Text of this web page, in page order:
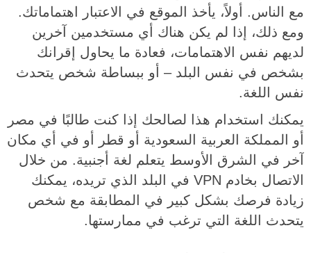
مع الناس. أولاً، يأخذ الموقع في الاعتبار اهتماماتك.
ومع ذلك، إذا لم يكن هناك أي مستخدمين آخرين
لديهم نفس الاهتمامات، فعادة ما يحاول إقرانك
بشخص في نفس البلد – أو ببساطة شخص يتحدث
نفس اللغة.
يمكنك استخدام هذا لصالحك إذا كنت طالبًا في مصر
أو المملكة العربية السعودية أو قطر أو في أي مكان
آخر في الشرق الأوسط يتعلم لغة أجنبية. من خلال
الاتصال بخادم VPN في البلد الذي تريده، يمكنك
زيادة فرصك بشكل كبير في المطابقة مع شخص
يتحدث اللغة التي ترغب في ممارستها.